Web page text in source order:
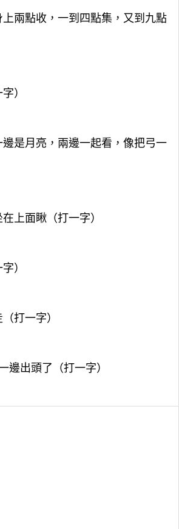
兩點收，一到四點集，又到九點
）
是月亮，兩邊一起看，像把弓一
上面瞅（打一字）
）
打一字）
邊出頭了（打一字）